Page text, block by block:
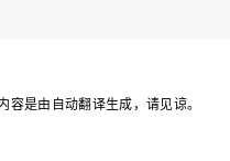
容是由自动翻译生成，请见谅。